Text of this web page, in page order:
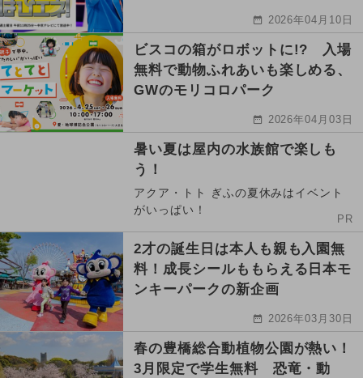
2026年04月10日
ビスコの箱がロボットに!? 入場
無料で動物ふれあいも楽しめる、
GWのモリコロパーク
2026年04月03日
暑い夏は屋内の水族館で楽しも
う！
アクア・トト ぎふの夏休みはイベント
がいっぱい！
PR
2才の誕生日は本人も親も入園無
料！成長シールももらえる日本モ
ンキーパークの新企画
2026年03月30日
春の豊橋総合動植物公園が熱い！
3月限定で学生無料 恐竜・動